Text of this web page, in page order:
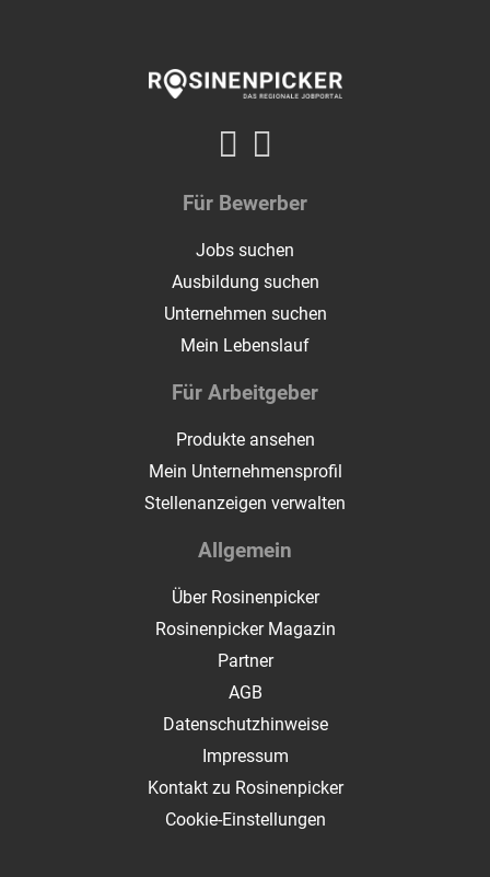
Für Bewerber
Jobs suchen
Ausbildung suchen
Unternehmen suchen
Mein Lebenslauf
Für Arbeitgeber
Produkte ansehen
Mein Unternehmensprofil
Stellenanzeigen verwalten
Allgemein
Über Rosinenpicker
Rosinenpicker Magazin
Partner
AGB
Datenschutzhinweise
Impressum
Kontakt zu Rosinenpicker
Cookie-Einstellungen